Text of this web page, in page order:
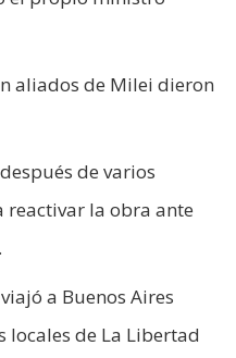
aliados de Milei dieron
de varios
la obra ante
a Buenos Aires
de La Libertad